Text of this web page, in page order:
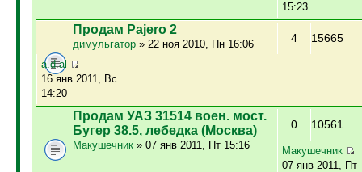
15:23
Продам Pajero 2
димульгатор» 22 ноя 2010, Пн 16:06 4 15665
a.d.al
16 янв 2011, Вс
14:20
Продам УАЗ 31514 воен. мост.
Бугер 38.5, лебедка (Москва)
Макушечник» 07 янв 2011, Пт 15:16
0 10561
Макушечник
07 янв 2011, Пт